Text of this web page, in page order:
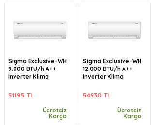
Sigma Exclusive-WH
9.000 BTU/h A++
Inverter Klima
51195 TL
Ücretsiz
Kargo
Sigma Exclusive-WH
12.000 BTU/h A++
Inverter Klima
54930 TL
Ücretsiz
Kargo